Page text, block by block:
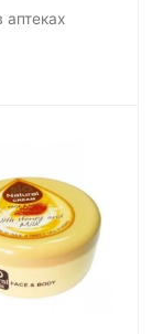
аптеках